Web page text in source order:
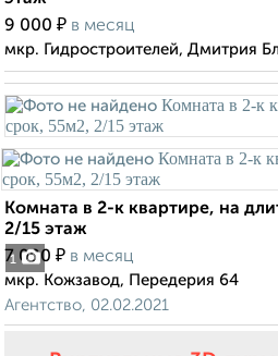
9 000 ₽ в месяц
мкр. Гидростроителей, Дмитрия
1
Комната в 2-к квартире, на
2/15 этаж
7 000 ₽ в месяц
мкр. Кожзавод, Передерия 64
Агентство, 02.02.2021